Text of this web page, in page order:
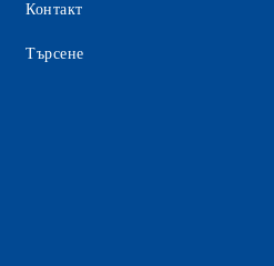
Контакт
Търсене